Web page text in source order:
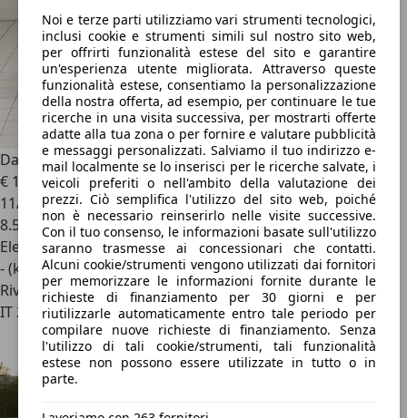
Noi e terze parti utilizziamo vari strumenti tecnologici,
inclusi cookie e strumenti simili sul nostro sito web,
per offrirti funzionalità estese del sito e garantire
un'esperienza utente migliorata. Attraverso queste
funzionalità estese, consentiamo la personalizzazione
della nostra offerta, ad esempio, per continuare le tue
ricerche in una visita successiva, per mostrarti offerte
adatte alla tua zona o per fornire e valutare pubblicità
e messaggi personalizzati. Salviamo il tuo indirizzo e-
mail localmente se lo inserisci per le ricerche salvate, i
veicoli preferiti o nell'ambito della valutazione dei
prezzi. Ciò semplifica l'utilizzo del sito web, poiché
non è necessario reinserirlo nelle visite successive.
Con il tuo consenso, le informazioni basate sull'utilizzo
saranno trasmesse ai concessionari che contatti.
Alcuni cookie/strumenti vengono utilizzati dai fornitori
per memorizzare le informazioni fornite durante le
richieste di finanziamento per 30 giorni e per
riutilizzarle automaticamente entro tale periodo per
compilare nuove richieste di finanziamento. Senza
l'utilizzo di tali cookie/strumenti, tali funzionalità
estese non possono essere utilizzate in tutto o in
parte.
Dacia SpringElectric 65 48KW Extreme
€ 12.9501
11/2023
8.539 km
Elettrica
- (kWh/100 km)
Rivenditore
IT 28100